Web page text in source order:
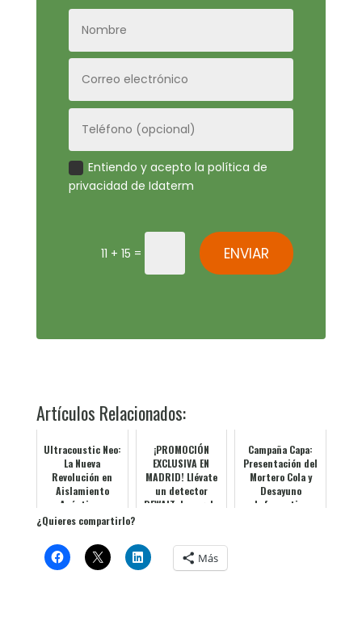
Entiendo y acepto la política de
privacidad de Idaterm
11 + 15 = ENVIAR
Artículos Relacionados:
Ultracoustic Neo:
La Nueva
Revolución en
Aislamiento
Acústico y
Térmico de Knauf
¡PROMOCIÓN
EXCLUSIVA EN
MADRID! Llévate
un detector
DEWALT de regalo
Campaña Capa:
Presentación del
Mortero Cola y
Desayuno
Informativo
¿Quieres compartirlo?
Más